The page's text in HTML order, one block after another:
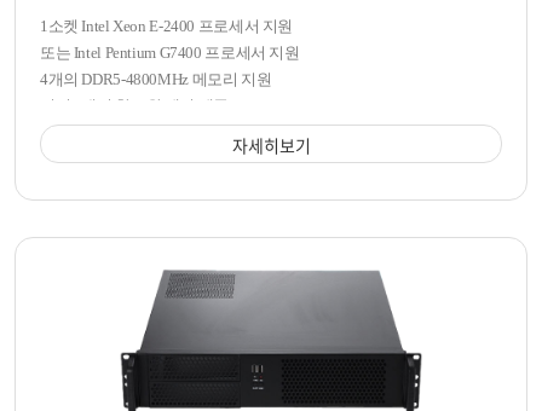
1소켓 Intel Xeon E-2400 프로세서 지원
또는 Intel Pentium G7400 프로세서 지원
4개의 DDR5-4800MHz 메모리 지원
전면 4개의 핫스왑 베이 제공
자세히보기